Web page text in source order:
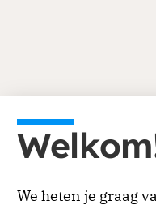
We heten je graag
Je kunt
of land waar je
schenken biedt
Doneren